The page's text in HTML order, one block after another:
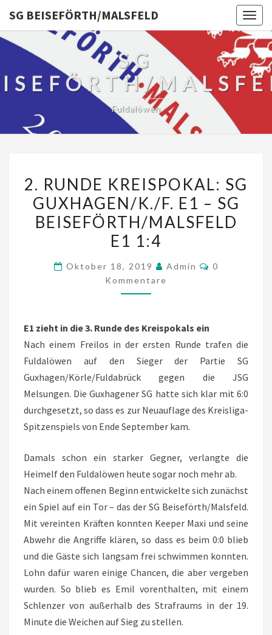
SG BEISEFÖRTH/MALSFELD
SG
Fuldalöwen
RUNDE
KREISPOKAL:
SG
GUXHAGEN/K./F.
–
SG
1:4
2. RUNDE KREISPOKAL: SG
GUXHAGEN/K./F. E1 – SG
BEISEFÖRTH/MALSFELD
E1 1:4
Oktober 18, 2019 Admin Kommentare
0
Kommentare
E1 zieht in die 3. Runde des Kreispokals ein
Nach einem Freilos in der ersten Runde trafen die
Fuldalöwen auf den Sieger der Partie SG
Guxhagen/Körle/Fuldabrück gegen die JSG
Melsungen. Die Guxhagener SG hatte sich klar mit 6:0
durchgesetzt, so dass es zur Neuauflage des Kreisliga-
Spitzenspiels von Ende September kam.
Damals schon ein starker Gegner, verlangte die
Heimelf den Fuldalöwen heute sogar noch mehr ab.
Nach einem offenen Beginn entwickelte sich zunächst
ein Spiel auf ein Tor – das der SG Beiseförth/Malsfeld.
Mit vereinten Kräften konnten Keeper Maxi und seine
Abwehr die Angriffe klären, so dass es beim 0:0 blieb
und die Gäste sich langsam frei schwimmen konnten.
Lohn dafür waren einige Chancen, die aber vergeben
wurden. So blieb es Emil vorenthalten, mit einem
Schlenzer von außerhalb des Strafraums in der 19.
Minute die Weichen auf Sieg zu stellen.